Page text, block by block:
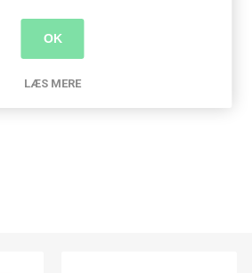
Produkt tags
OK
LÆS MERE